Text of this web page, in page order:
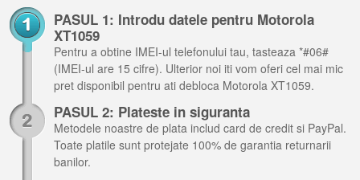
PASUL 1: Introdu datele pentru Motorola
XT1059
Pentru a obtine IMEI-ul telefonului tau, tasteaza *#06#
(IMEI-ul are 15 cifre). Ulterior noi iti vom oferi cel mai mic
pret disponibil pentru ati debloca Motorola XT1059.
PASUL 2: Plateste in siguranta
Metodele noastre de plata includ card de credit si PayPal.
Toate platile sunt protejate 100% de garantia returnarii
banilor.